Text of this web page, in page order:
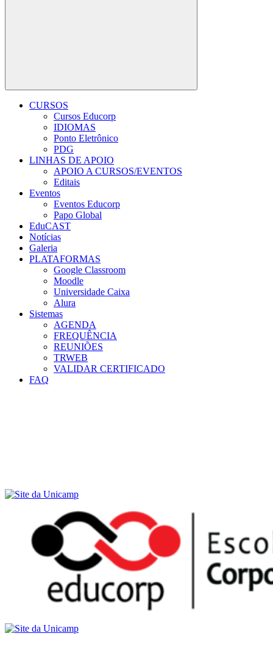
Buscar
CURSOS
Cursos Educorp
IDIOMAS
Ponto Eletrônico
PDG
LINHAS DE APOIO
APOIO A CURSOS/EVENTOS
Editais
Eventos
Eventos Educorp
Papo Global
EduCAST
Notícias
Galeria
PLATAFORMAS
Google Classroom
Moodle
Universidade Caixa
Alura
Sistemas
AGENDA
FREQUÊNCIA
REUNIÕES
TRWEB
VALIDAR CERTIFICADO
FAQ